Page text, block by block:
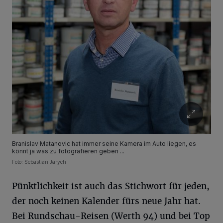
Branislav Matanovic hat immer seine Kamera im Auto liegen, es
könnt ja was zu fotografieren geben ...
Foto: Sebastian Jarych
Pünktlichkeit ist auch das Stichwort für jeden,
der noch keinen Kalender fürs neue Jahr hat.
Bei Rundschau-Reisen (Werth 94) und bei Top